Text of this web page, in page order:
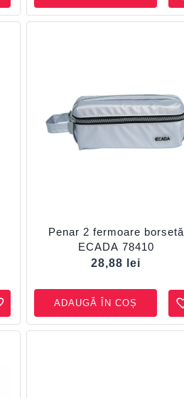
Penar 2 fermoare borsetă
ECADA 78410
28,88
lei
ADAUGĂ ÎN COȘ